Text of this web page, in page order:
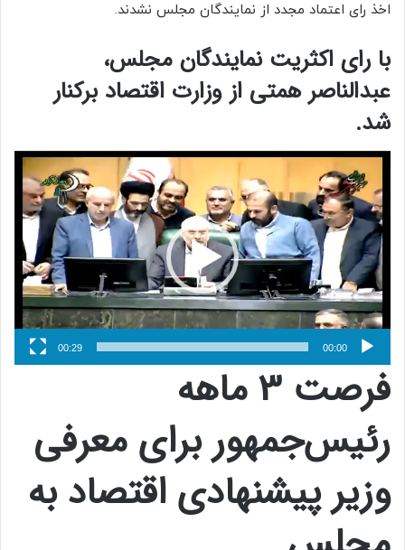
اخذ رای اعتماد مجدد از نمایندگان مجلس نشدند.
با رای اکثریت نمایندگان مجلس،
عبدالناصر همتی از وزارت اقتصاد برکنار
شد.
نمایشگر
ویدیو
00:00
00:29
فرصت 3 ماهه
رئیس‌جمهور برای معرفی
وزیر پیشنهادی اقتصاد به